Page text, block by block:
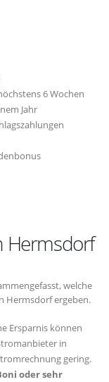
6 Wochen
Jahr
Hermsdorf
welche
Hermsdorf ergeben.
Ersparnis können
in
gering.
oder sehr